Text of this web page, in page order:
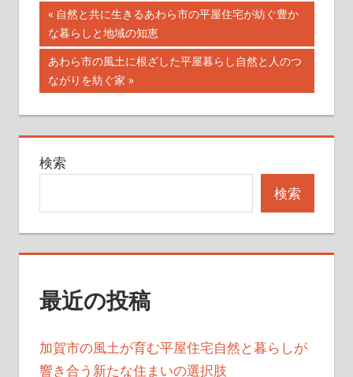
投
稿
ナ
ビ
ゲ
ー
ョ
ン
前
の
記
事:
自然と共に生きるあわら市の平屋住宅が紡ぐ豊か
な暮らしと地域の知恵
次
の
記
事:
あわら市の風土に根ざした平屋暮らし自然と人のつ
ながりを紡ぐ家
検索
検索
最近の投稿
加賀市の風土が育む平屋住宅自然と暮らしが
響き合う新たな住まいの選択肢